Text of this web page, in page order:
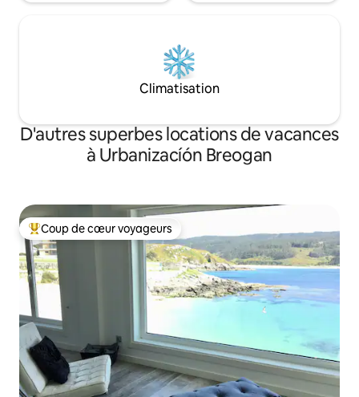
Climatisation
D'autres superbes locations de vacances
à Urbanizacíón Breogan
Coup de cœur voyageurs parmi les plus aimés
Coup de cœur voyageurs